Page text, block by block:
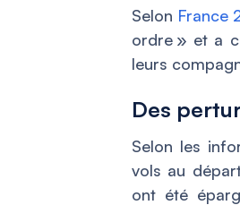
Selon France
ordre » et a
leurs
Des
Selon les
vols au
ont été